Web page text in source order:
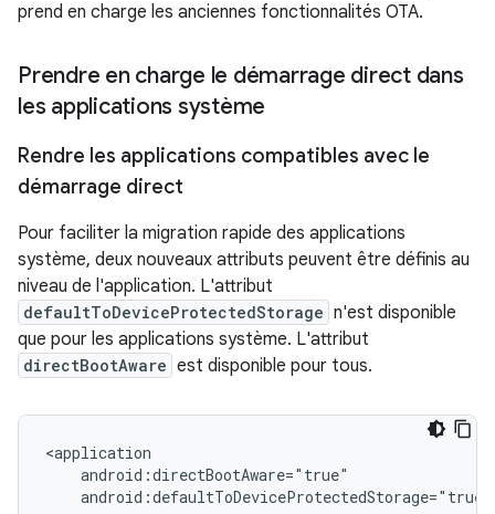
prend en charge les anciennes fonctionnalités OTA.
Prendre en charge le démarrage direct dans
les applications système
Rendre les applications compatibles avec le
démarrage direct
Pour faciliter la migration rapide des applications
système, deux nouveaux attributs peuvent être définis au
niveau de l'application. L'attribut
defaultToDeviceProtectedStorage n'est disponible
que pour les applications système. L'attribut
directBootAware est disponible pour tous.
<application
    android:directBootAware="true"